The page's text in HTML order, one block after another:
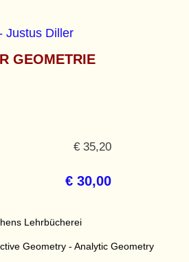
Justus Diller
GEOMETRIE
€ 35,20
€ 30,00
Lehrbücherei
Geometry - Analytic Geometry